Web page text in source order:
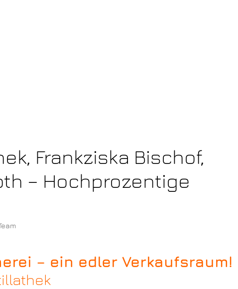
Frankziska Bischof,
– Hochprozentige
– ein edler Verkaufsraum!